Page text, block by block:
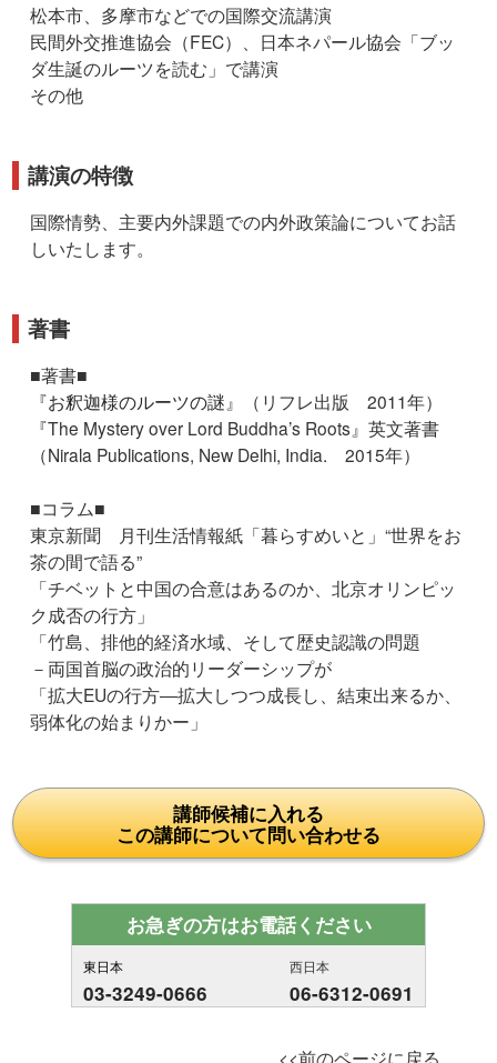
松本市、多摩市などでの国際交流講演
民間外交推進協会（FEC）、日本ネパール協会「ブッ
ダ生誕のルーツを読む」で講演
その他
講演の特徴
国際情勢、主要内外課題での内外政策論についてお話
しいたします。
著書
■著書■
『お釈迦様のルーツの謎 』（リフレ出版 2011年）
『The Mystery over Lord Buddha’s Roots』英文著書
（Nirala Publications, New Delhi, India. 2015年）
■コラム■
東京新聞 月刊生活情報紙「暮らすめいと」“世界をお
茶の間で語る”
「チベットと中国の合意はあるのか、北京オリンピッ
ク成否の行方」
「竹島、排他的経済水域、そして歴史認識の問題
－両国首脳の政治的リーダーシップが
「拡大EUの行方―拡大しつつ成長し、結束出来るか、
弱体化の始まりかー」
講師候補に入れる
この講師について問い合わせる
お急ぎの方はお電話ください
東日本
03-3249-0666
西日本
06-6312-0691
<<前のページに戻る